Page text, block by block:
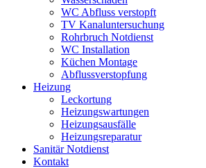
WC Abfluss verstopft
TV Kanaluntersuchung
Rohrbruch Notdienst
WC Installation
Küchen Montage
Abflussverstopfung
Heizung
Leckortung
Heizungswartungen
Heizungsausfälle
Heizungsreparatur
Sanitär Notdienst
Kontakt